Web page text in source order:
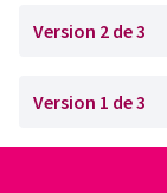
Version 2 de 3
Version 1 de 3